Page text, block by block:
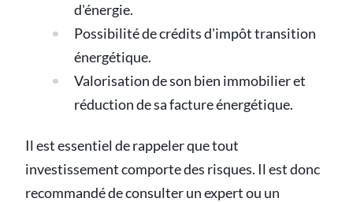
d'énergie.
Possibilité de crédits d'impôt transition
énergétique.
Valorisation de son bien immobilier et
réduction de sa facture énergétique.
Il est essentiel de rappeler que tout
investissement comporte des risques. Il est donc
recommandé de consulter un expert ou un